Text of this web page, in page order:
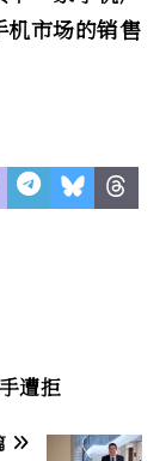
机市场的销售
遭拒